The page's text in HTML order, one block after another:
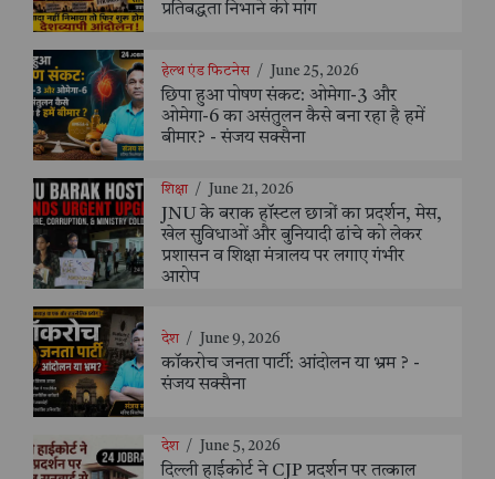
प्रतिबद्धता निभाने की मांग
हेल्थ एंड फिटनेस / June 25, 2026
छिपा हुआ पोषण संकट: ओमेगा-3 और
ओमेगा-6 का असंतुलन कैसे बना रहा है हमें
बीमार? - संजय सक्सैना
शिक्षा / June 21, 2026
JNU के बराक हॉस्टल छात्रों का प्रदर्शन, मेस,
खेल सुविधाओं और बुनियादी ढांचे को लेकर
प्रशासन व शिक्षा मंत्रालय पर लगाए गंभीर
आरोप
देश / June 9, 2026
कॉकरोच जनता पार्टी: आंदोलन या भ्रम ? -
संजय सक्सैना
देश / June 5, 2026
दिल्ली हाईकोर्ट ने CJP प्रदर्शन पर तत्काल